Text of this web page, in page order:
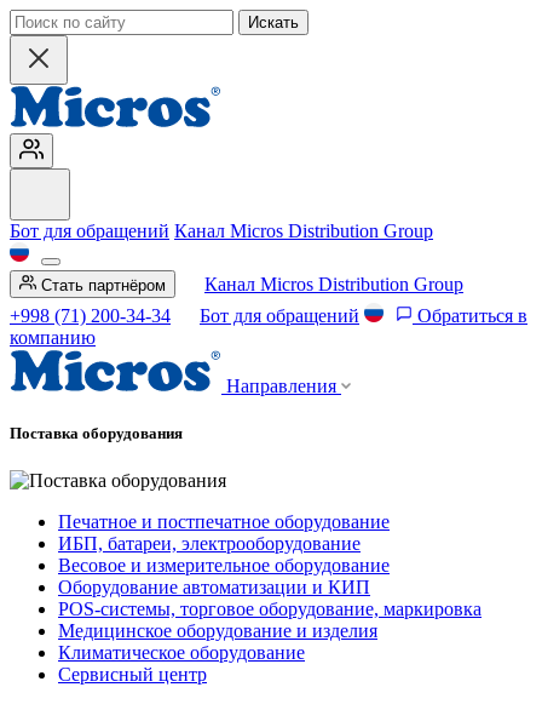
Искать
Бот для обращений Канал Micros Distribution Group
Стать партнёром
Канал Micros Distribution Group
+998 (71) 200-34-34
Бот для обращений
Обратиться в
компанию
Направления
Поставка оборудования
Печатное и постпечатное оборудование
ИБП, батареи, электрооборудование
Весовое и измерительное оборудование
Оборудование автоматизации и КИП
POS-системы, торговое оборудование, маркировка
Медицинское оборудование и изделия
Климатическое оборудование
Сервисный центр